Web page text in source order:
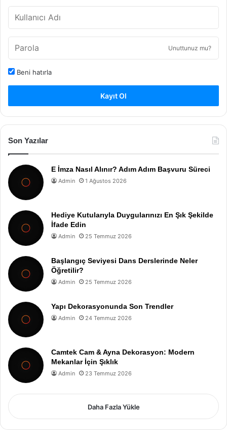
Unuttunuz mu?
Beni hatırla
Kayıt Ol
Son Yazılar
E İmza Nasıl Alınır? Adım Adım Başvuru Süreci
Admin 1 Ağustos 2026
Hediye Kutularıyla Duygularınızı En Şık Şekilde
İfade Edin
Admin 25 Temmuz 2026
Başlangıç Seviyesi Dans Derslerinde Neler
Öğretilir?
Admin 25 Temmuz 2026
Yapı Dekorasyonunda Son Trendler
Admin 24 Temmuz 2026
Camtek Cam & Ayna Dekorasyon: Modern
Mekanlar İçin Şıklık
Admin 23 Temmuz 2026
Daha Fazla Yükle